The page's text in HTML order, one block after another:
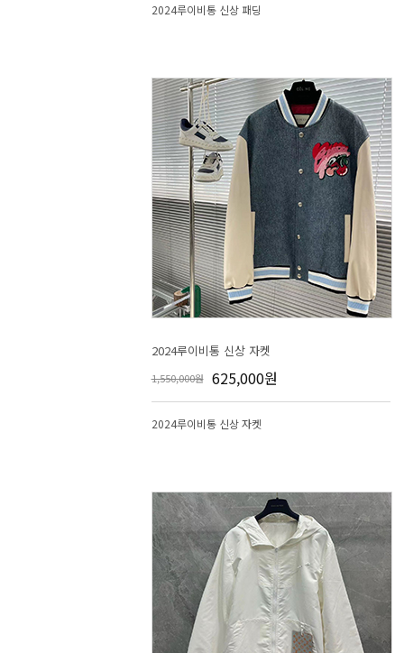
2024루이비통 신상 패딩
2024루이비통 신상 자켓
1,550,000원 625,000원
2024루이비통 신상 자켓